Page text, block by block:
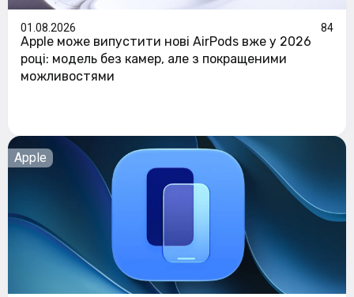
01.08.2026 84
Apple може випустити нові AirPods вже у 2026
році: модель без камер, але з покращеними
можливостями
Apple